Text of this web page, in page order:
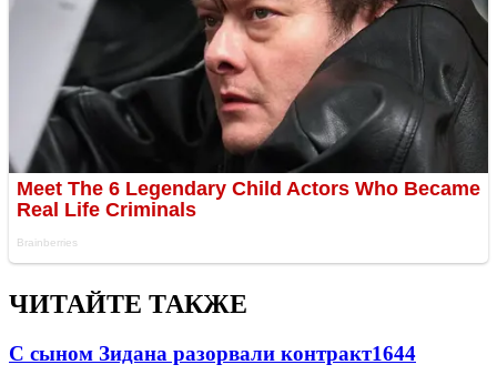
ЧИТАЙТЕ ТАКЖЕ
С сыном Зидана разорвали контракт1644